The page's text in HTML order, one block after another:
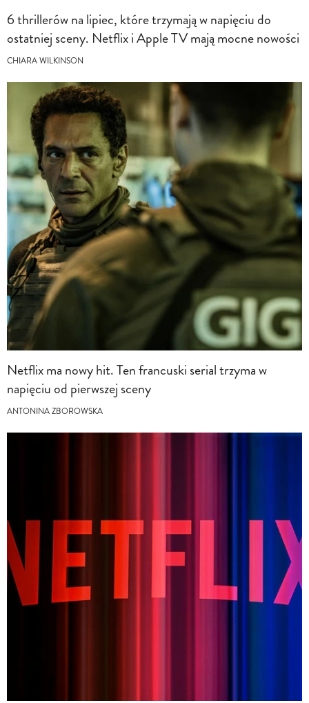
6 thrillerów na lipiec, które trzymają w napięciu do
ostatniej sceny. Netflix i Apple TV mają mocne nowości
CHIARA WILKINSON
Netflix ma nowy hit. Ten francuski serial trzyma w
napięciu od pierwszej sceny
ANTONINA ZBOROWSKA